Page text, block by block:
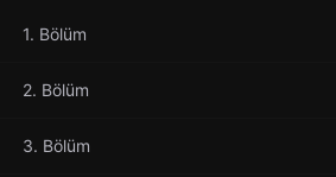
1. Bölüm
2. Bölüm
3. Bölüm